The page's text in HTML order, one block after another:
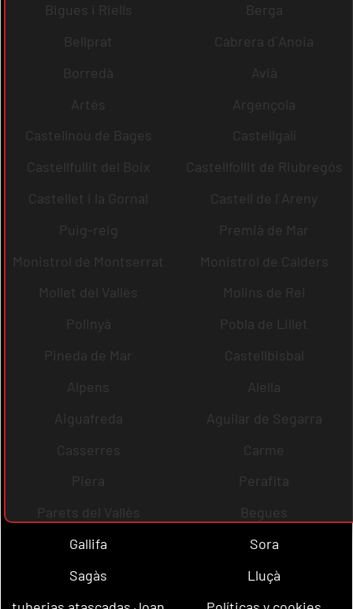
Bigues i Riells
Berga
Bellprat
Cabrera d´Anoia
Borredà
Avià
Artés
Argençola
Castellnou de Bages
Castellgalí
Castellfullit del Boix
Castellfollit de Riubregós
Castellet i la Gornal
Castell de l´Areny
Puig-reig
Premià de Mar
Monistrol de Montserrat
Monistrol de Calders
Mollet del Vallès
Molins de Rei
Polinyà
Pobla de Lillet
Pineda de Mar
Castellbisbal
Alpens
Alella
Aiguafreda
Aguilar de Segarra
Casserres
Carme
Piera
Perafita
Parets del Vallès
Begues
Gallifa
Sora
Sagàs
Lluçà